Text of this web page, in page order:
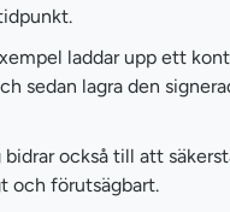
laddar upp ett
sedan lagra den
också till att
och förutsägbart.